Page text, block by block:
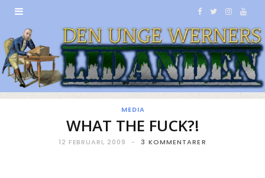
F
a
c
e
w
i
t
I
n
s
t
Y
o
u
T
MEDIA
WHAT THE FUCK?!
12 FEBRUARI, 2009 3 KOMMENTARER